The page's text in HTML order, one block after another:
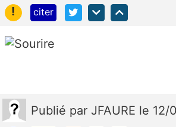
!
citer
Publié par JFAURE le 12/